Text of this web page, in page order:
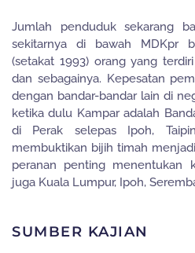
Jumlah penduduk sekarang
sekitarnya di bawah MDKpr
(setakat 1993) orang yang
dan sebagainya. Kepesatan
dengan bandar-bandar lain di
ketika dulu Kampar adalah
di Perak selepas Ipoh,
membuktikan bijih timah
peranan penting menentukan
juga Kuala Lumpur, Ipoh,
SUMBER KAJIAN